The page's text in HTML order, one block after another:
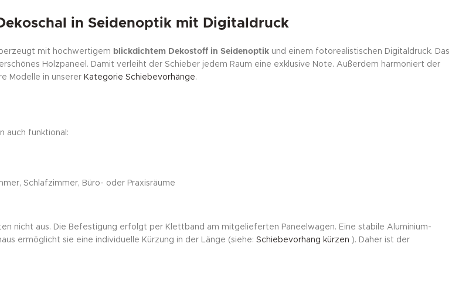
in Seidenoptik mit Digitaldruck
mit hochwertigem blickdichtem Dekostoff in Seidenoptik und einem fotorealistischen Digitaldruck. Das
Holzpaneel. Damit verleiht der Schieber jedem Raum eine exklusive Note. Außerdem harmoniert der
Modelle in unserer Kategorie Schiebevorhänge.
auch funktional:
Schlafzimmer, Büro- oder Praxisräume
nicht aus. Die Befestigung erfolgt per Klettband am mitgelieferten Paneelwagen. Eine stabile Aluminium-
ermöglicht sie eine individuelle Kürzung in der Länge (siehe: Schiebevorhang kürzen ). Daher ist der